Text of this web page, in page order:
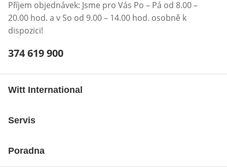
Příjem objednávek: Jsme pro Vás Po – Pá od 8.00 –
20.00 hod. a v So od 9.00 – 14.00 hod. osobně k
dispozici!
Telefonní číslo:
374 619 900
Witt International
Servis
Poradna